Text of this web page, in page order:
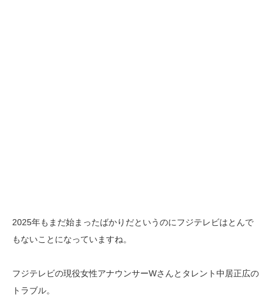
2025年もまだ始まったばかりだというのにフジテレビはとんで
もないことになっていますね。
フジテレビの現役女性アナウンサーWさんとタレント中居正広の
トラブル。